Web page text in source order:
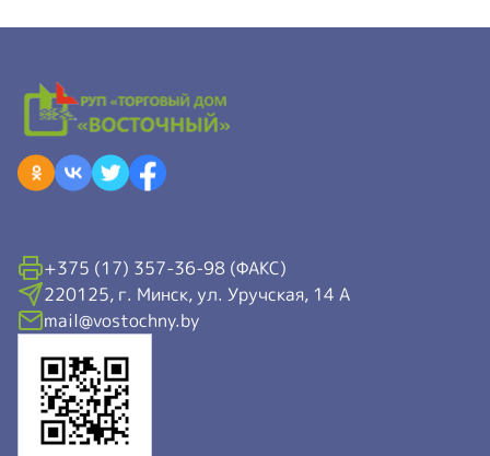
+375 (17) 357-36-98 (ФАКС)
220125, г. Минск, ул. Уручская, 14 А
mail@vostochny.by